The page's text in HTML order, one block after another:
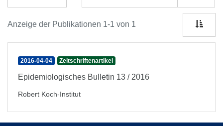
Anzeige der Publikationen 1-1 von 1
2016-04-04 Zeitschriftenartikel
Epidemiologisches Bulletin 13 / 2016
Robert Koch-Institut